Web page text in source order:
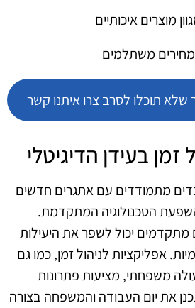
מוצרים איכותיים
מחירים משתלמים
תוכלו לסרב צרו איתנו קשר
זמן בעידן הדיגיטלי
עובדים מתמודדים עם אתגרים חדשים
הטכנולוגיה המתקדמת.
מתקדמים יכול לשפר את היעילות
אפליקציות לניהול זמן, כמו גם
משפחתי, מציעות פתרונות
את יום העבודה והמשפחה בצורה